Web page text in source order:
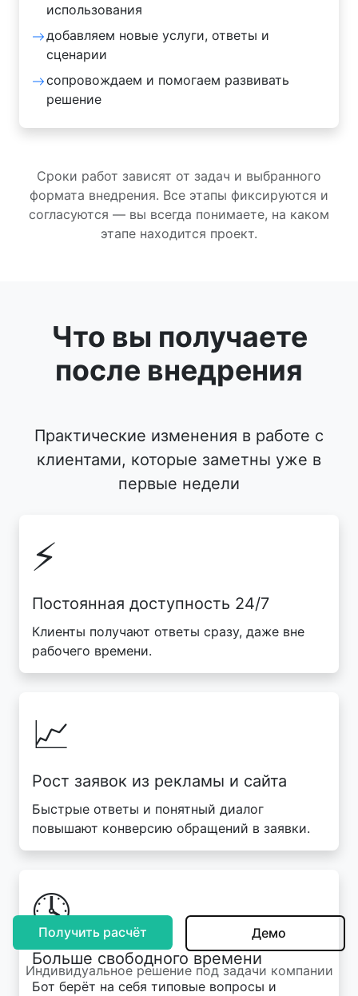
использования
добавляем новые услуги, ответы и
сценарии
сопровождаем и помогаем развивать
решение
Сроки работ зависят от задач и выбранного
формата внедрения. Все этапы фиксируются и
согласуются — вы всегда понимаете, на каком
этапе находится проект.
Что вы получаете
после внедрения
Практические изменения в работе с
клиентами, которые заметны уже в
первые недели
⚡
Постоянная доступность 24/7
Клиенты получают ответы сразу, даже вне
рабочего времени.
📈
Рост заявок из рекламы и сайта
Быстрые ответы и понятный диалог
повышают конверсию обращений в заявки.
🕓
Больше свободного времени
Бот берёт на себя типовые вопросы и
Получить расчёт Демо
Индивидуальное решение под задачи компании